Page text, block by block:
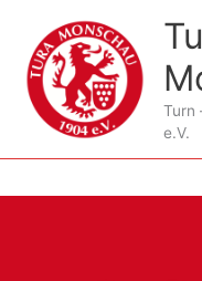
springen
Turn
e.V.